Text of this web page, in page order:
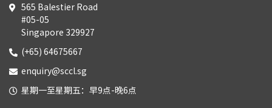
565 Balestier Road
#05-05
Singapore 329927
(+65) 64675667
enquiry@sccl.sg
星期一至星期五：早9点-晚6点